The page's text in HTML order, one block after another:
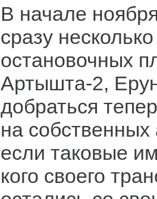
В начале
сразу
остановочных
Артышта-2,
добраться
на
если таковые
кого своего